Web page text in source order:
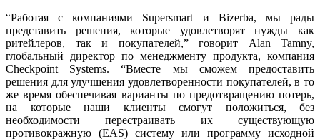
“Работая с компаниями Supersmart и Bizerba, мы рады
представить решения, которые удовлетворят нужды как
ритейлеров, так и покупателей,” говорит Alan Tamny,
глобальный директор по менеджменту продукта, компания
Checkpoint Systems. “Вместе мы сможем предоставить
решения для улучшения удовлетворенности покупателей, в то
же время обеспечивая варианты по предотвращению потерь,
на которые наши клиенты смогут положиться, без
необходимости перестраивать их существующую
противокражную (EAS) систему или программу исходной